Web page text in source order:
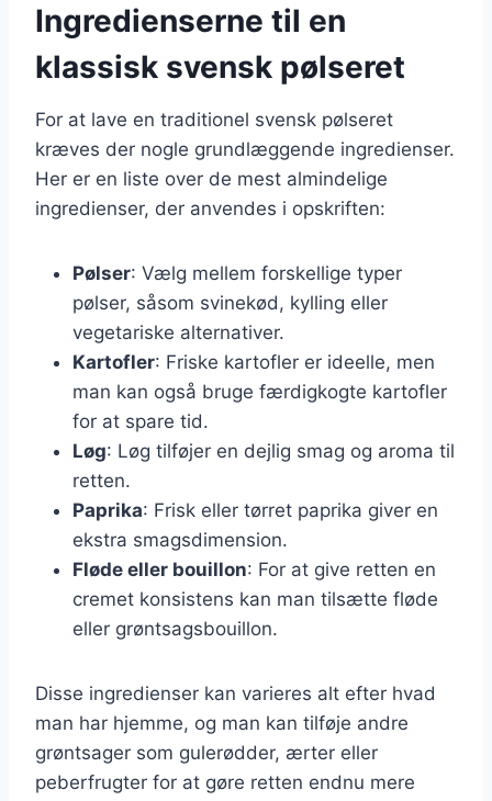
Ingredienserne til en
klassisk svensk pølseret
For at lave en traditionel svensk pølseret
kræves der nogle grundlæggende ingredienser.
Her er en liste over de mest almindelige
ingredienser, der anvendes i opskriften:
Pølser: Vælg mellem forskellige typer
pølser, såsom svinekød, kylling eller
vegetariske alternativer.
Kartofler: Friske kartofler er ideelle, men
man kan også bruge færdigkogte kartofler
for at spare tid.
Løg: Løg tilføjer en dejlig smag og aroma til
retten.
Paprika: Frisk eller tørret paprika giver en
ekstra smagsdimension.
Fløde eller bouillon: For at give retten en
cremet konsistens kan man tilsætte fløde
eller grøntsagsbouillon.
Disse ingredienser kan varieres alt efter hvad
man har hjemme, og man kan tilføje andre
grøntsager som gulerødder, ærter eller
peberfrugter for at gøre retten endnu mere